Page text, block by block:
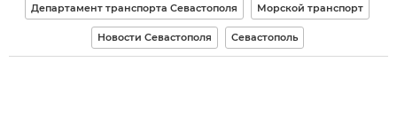
Департамент транспорта Севастополя Морской транспорт
Новости Севастополя Севастополь